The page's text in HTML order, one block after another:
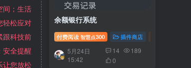
间；生活
轻松应对
跟科技前
安全提醒
让您放松
余额银行系统
付费阅读 智慧点300 插件商店
5月24日
15:42
14
189
0